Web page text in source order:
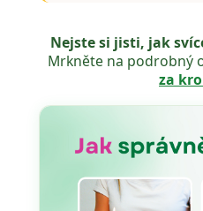
Nejste si jisti, jak
Mrkněte na podrobný
za